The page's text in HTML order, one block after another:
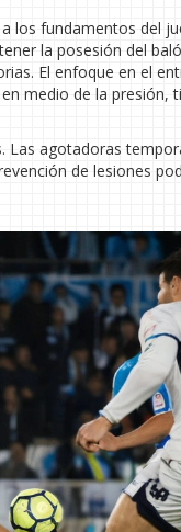
los fundamentos del
la posesión del
El enfoque en el
medio de la presión,
agotadoras
de lesiones